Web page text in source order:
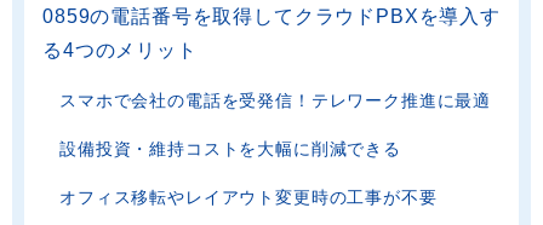
0859の電話番号を取得してクラウドPBXを導入す
る4つのメリット
スマホで会社の電話を受発信！テレワーク推進に最適
設備投資・維持コストを大幅に削減できる
オフィス移転やレイアウト変更時の工事が不要